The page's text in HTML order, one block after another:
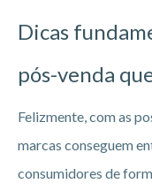
Dicas
pós-venda
Felizmente, com as
marcas conseguem
consumidores de